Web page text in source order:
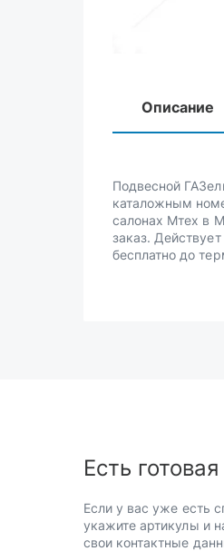
Описание
Подвесной
каталожным
салонах Мтех в
заказ.
бесплатно до
Есть
Если у вас уже есть
укажите артикулы и
свои контактные